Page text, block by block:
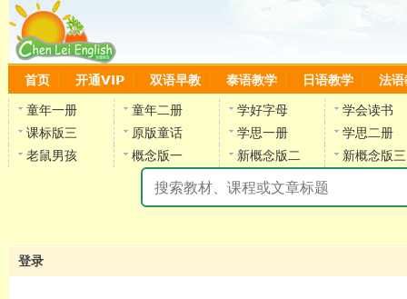
首页 开通VIP 双语早教 泰语教学 日语教学 法语
童年一册 童年二册 学好字母
学会读书
课标版三
原版童话 学思一册
学思二册
老鼠男孩
概念版一 新概念版二 新概念版三
登录